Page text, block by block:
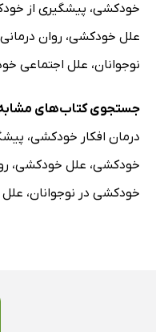
خودکشی، پیشگیری از
علل خودکشی، روان
نوجوانان، علل اجتماعی
جستجوی کتاب‌های
درمان افکار خودکشی،
خودکشی، علل خودکشی،
خودکشی در نوجوانان،